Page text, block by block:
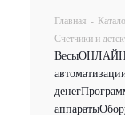
Главная -
Счетчики и
Весы
денег
аппараты